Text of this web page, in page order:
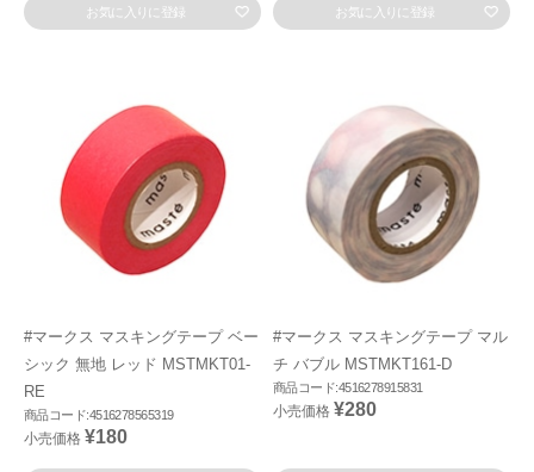
お気に入りに登録 お気に入りに登録
#マークス マスキングテープ ベー
シック 無地 レッド MSTMKT01-
RE
商品コード:4516278565319
小売価格 ¥180
#マークス マスキングテープ マル
チ バブル MSTMKT161-D
商品コード:4516278915831
小売価格 ¥280